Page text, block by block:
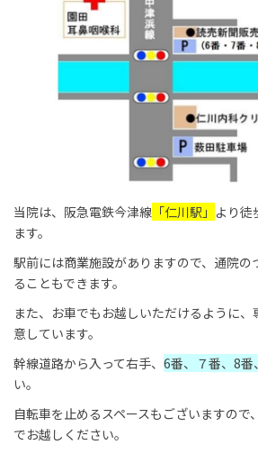
当院は、阪急電鉄今津線 「仁川駅」 より徒
ます。
駅前には商業施設がありますので、通院の
ることもできます。
また、お車でもお越しいただけるように
意しています。
幹線道路から入って右手、 6番、７番、8番
い。
自転車を止めるスペースもございますので
でお越しください。